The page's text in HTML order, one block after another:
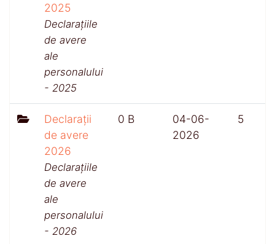
2025
Declarațiile
de avere
ale
personalului
- 2025
Declarații
de avere
2026
Declarațiile
de avere
ale
personalului
- 2026
0 B
04-06-
2026
5